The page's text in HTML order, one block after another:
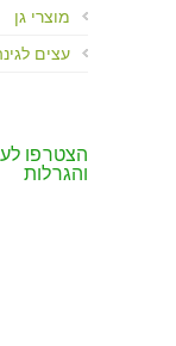
מוצרי גן
עצים
הצטרפו
והגרלות